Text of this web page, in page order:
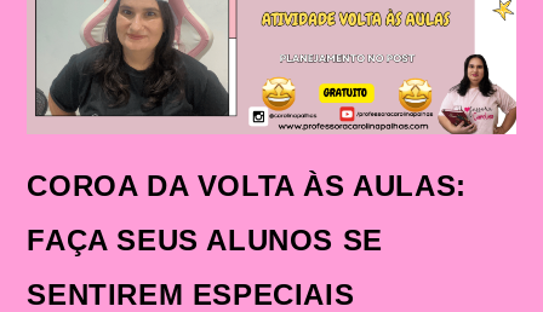
COROA DA VOLTA ÀS AULAS:
FAÇA SEUS ALUNOS SE
SENTIREM ESPECIAIS